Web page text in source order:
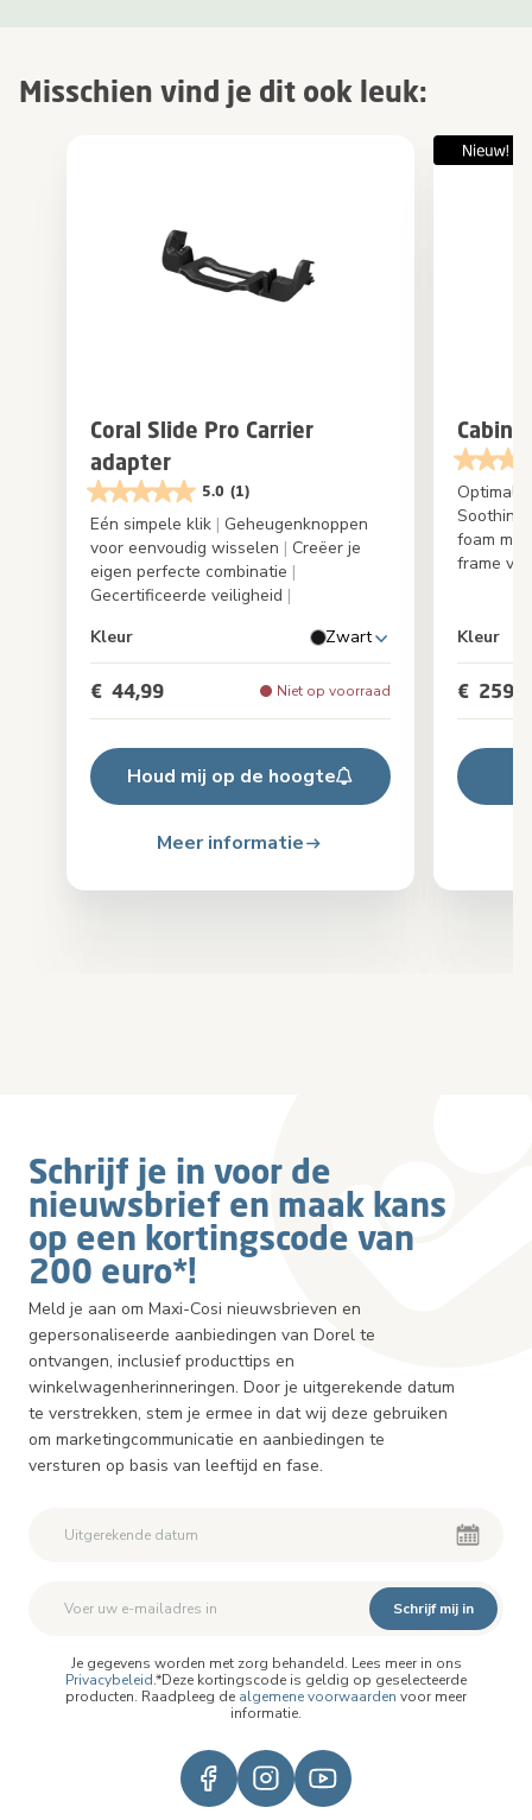
Misschien vind je dit ook leuk:
Coral Slide Pro Carrier
adapter
5.0 (1)
Eén simpele klik | Geheugenknoppen
voor eenvoudig wisselen | Creëer je
eigen perfecte combinatie |
Gecertificeerde veiligheid |
Kleur
Zwart
€ 44,99 Niet op voorraad
Houd mij op de hoogte
Meer informatie
Cabin
foam
frame
Kleur
€
Schrijf je in voor de
nieuwsbrief en maak kans
op een kortingscode van
200 euro*!
Meld je aan om Maxi-Cosi nieuwsbrieven en
gepersonaliseerde aanbiedingen van Dorel te
ontvangen, inclusief producttips en
winkelwagenherinneringen. Door je uitgerekende datum
te verstrekken, stem je ermee in dat wij deze gebruiken
om marketingcommunicatie en aanbiedingen te
versturen op basis van leeftijd en fase.
Schrijf mij in
Je gegevens worden met zorg behandeld. Lees meer in ons
Privacybeleid.*Deze kortingscode is geldig op geselecteerde
producten. Raadpleeg de algemene voorwaarden voor meer
informatie.